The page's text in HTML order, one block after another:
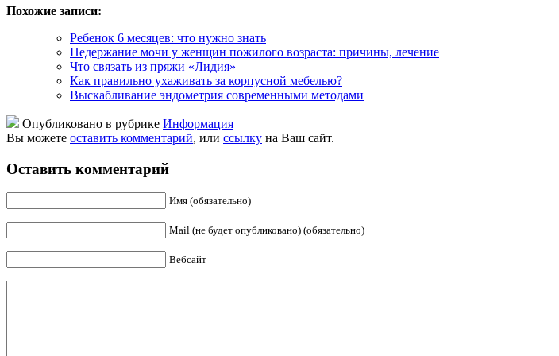
Похожие записи:
Ребенок 6 месяцев: что нужно знать
Недержание мочи у женщин пожилого возраста: причины, лечение
Что связать из пряжи «Лидия»
Как правильно ухаживать за корпусной мебелью?
Выскабливание эндометрия современными методами
Опубликовано в рубрике Информация
Вы можете оставить комментарий, или ссылку на Ваш сайт.
Оставить комментарий
Имя (обязательно)
Mail (не будет опубликовано) (обязательно)
Вебсайт